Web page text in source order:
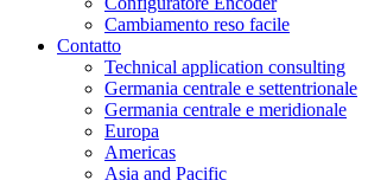
Cambiamento reso facile
Contatto
Technical application consulting
Germania centrale e settentrionale
Germania centrale e meridionale
Europa
Americas
Asia and Pacific